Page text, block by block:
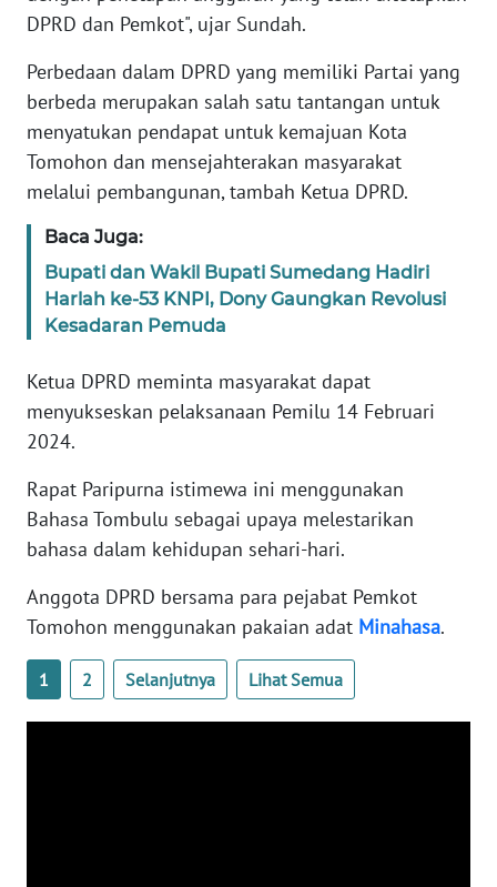
DPRD dan Pemkot", ujar Sundah.
Perbedaan dalam DPRD yang memiliki Partai yang
berbeda merupakan salah satu tantangan untuk
menyatukan pendapat untuk kemajuan Kota
Tomohon dan mensejahterakan masyarakat
melalui pembangunan, tambah Ketua DPRD.
Baca Juga:
Bupati dan Wakil Bupati Sumedang Hadiri
Harlah ke-53 KNPI, Dony Gaungkan Revolusi
Kesadaran Pemuda
Ketua DPRD meminta masyarakat dapat
menyukseskan pelaksanaan Pemilu 14 Februari
2024.
Rapat Paripurna istimewa ini menggunakan
Bahasa Tombulu sebagai upaya melestarikan
bahasa dalam kehidupan sehari-hari.
Anggota DPRD bersama para pejabat Pemkot
Tomohon menggunakan pakaian adat Minahasa.
1 2 Selanjutnya Lihat Semua
BANTEN
WN
NTT
WN
KEPRI
WN
PAPUA
WN
BARAT
WN
RIAU
WN
WN
JAMBI
SULTRA